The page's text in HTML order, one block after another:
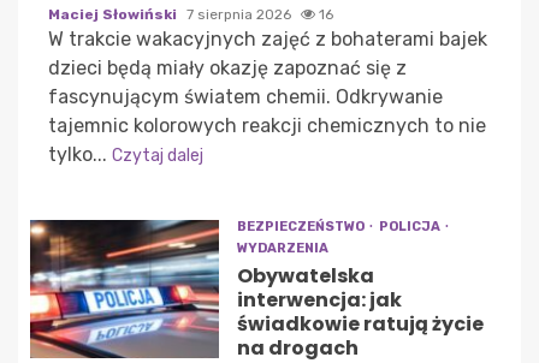
Maciej Słowiński 7 sierpnia 2026 16
W trakcie wakacyjnych zajęć z bohaterami bajek
dzieci będą miały okazję zapoznać się z
fascynującym światem chemii. Odkrywanie
tajemnic kolorowych reakcji chemicznych to nie
tylko... Czytaj dalej
BEZPIECZEŃSTWO
POLICJA
WYDARZENIA
Obywatelska
interwencja: jak
świadkowie ratują życie
na drogach